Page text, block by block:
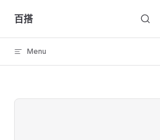
Skip to content
百搭
Menu